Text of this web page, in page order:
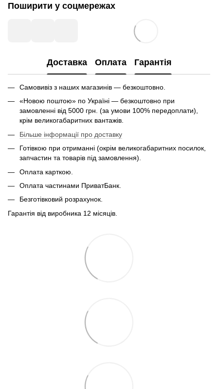
Поширити у соцмережах
Доставка Оплата Гарантія
Самовивіз з наших магазинів — безкоштовно.
«Новою поштою» по Україні — безкоштовно при
замовленні від 5000 грн. (за умови 100% передоплати),
крім великогабаритних вантажів.
Більше інформації про доставку
Готівкою при отриманні (окрім великогабаритних посилок,
запчастин та товарів під замовлення).
Оплата карткою.
Оплата частинами ПриватБанк.
Безготівковий розрахунок.
Гарантія від виробника 12 місяців.